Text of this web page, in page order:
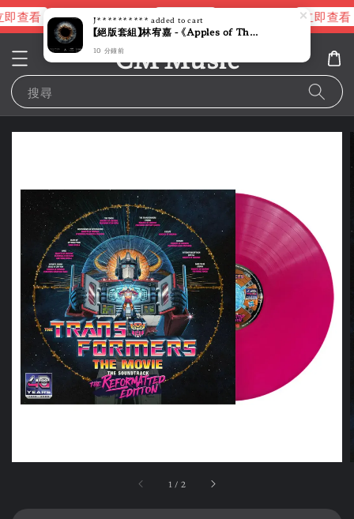
查看 進擊的巨人片頭曲 立即查看 立即查看
CM Music
搜尋
1 / 2
J********** added to cart
【絕版套組】林宥嘉 - 《Apples of Thy Eye》液態膠【台灣首發液態膠】（黑膠唱片 LP）
10 分鐘前